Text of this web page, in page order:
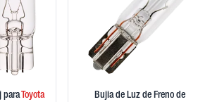
para Toyota
Bujia de Luz de Freno de